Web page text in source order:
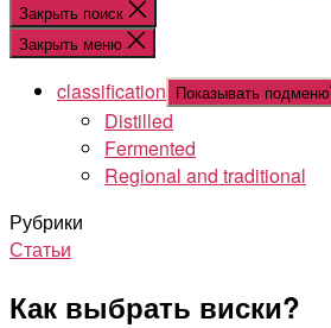
Закрыть поиск
Закрыть меню
classification Показывать подменю
Distilled
Fermented
Regional and traditional
Рубрики
Статьи
Как выбрать виски?